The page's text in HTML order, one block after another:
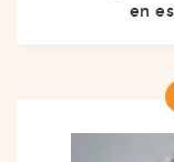
en